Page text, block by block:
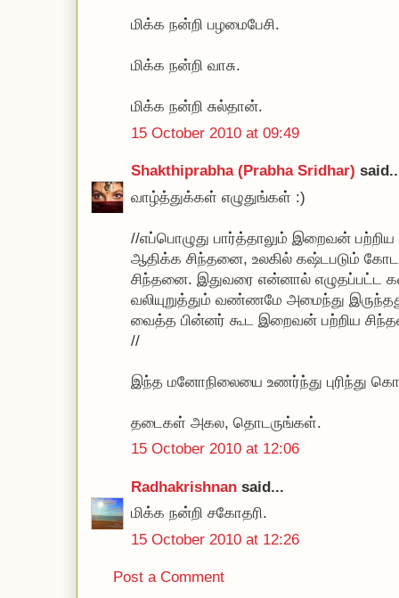
மிக்க நன்றி பழமைபேசி.
மிக்க நன்றி வாசு.
மிக்க நன்றி சுல்தான்.
15 October 2010 at 09:49
Shakthiprabha (Prabha Sridhar)
வாழ்த்துக்கள் எழுதுங்கள் :)
//எப்பொழுது பார்த்தாலும் இறைவன் பற்றிய
ஆதிக்க சிந்தனை, உலகில் கஷ்டபடும்
சிந்தனை. இதுவரை என்னால்
வலியுறுத்தும் வண்ணமே அமைந்து
வைத்த பின்னர் கூட இறைவன் பற்றிய
//
இந்த மனோநிலையை உணர்ந்து புரிந்து
தடைகள் அகல, தொடருங்கள்.
15 October 2010 at 12:06
Radhakrishnan said...
மிக்க நன்றி சகோதரி.
15 October 2010 at 12:26
Post a Comment